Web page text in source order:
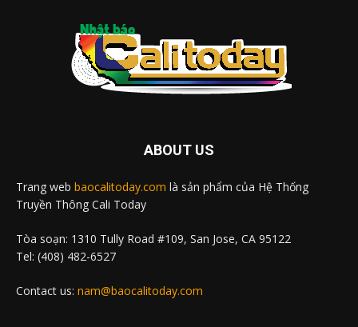
ABOUT US
Trang web baocalitoday.com là sản phẩm của Hệ Thống
Truyền Thông Cali Today
Tòa soạn: 1310 Tully Road #109, San Jose, CA 95122
Tel: (408) 482-6527
Contact us: nam@baocalitoday.com